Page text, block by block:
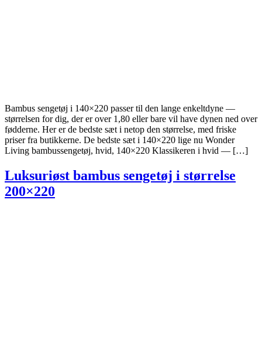
Bambus sengetøj i 140×220 passer til den lange enkeltdyne —
størrelsen for dig, der er over 1,80 eller bare vil have dynen ned over
fødderne. Her er de bedste sæt i netop den størrelse, med friske
priser fra butikkerne. De bedste sæt i 140×220 lige nu Wonder
Living bambussengetøj, hvid, 140×220 Klassikeren i hvid — […]
Luksuriøst bambus sengetøj i størrelse
200×220